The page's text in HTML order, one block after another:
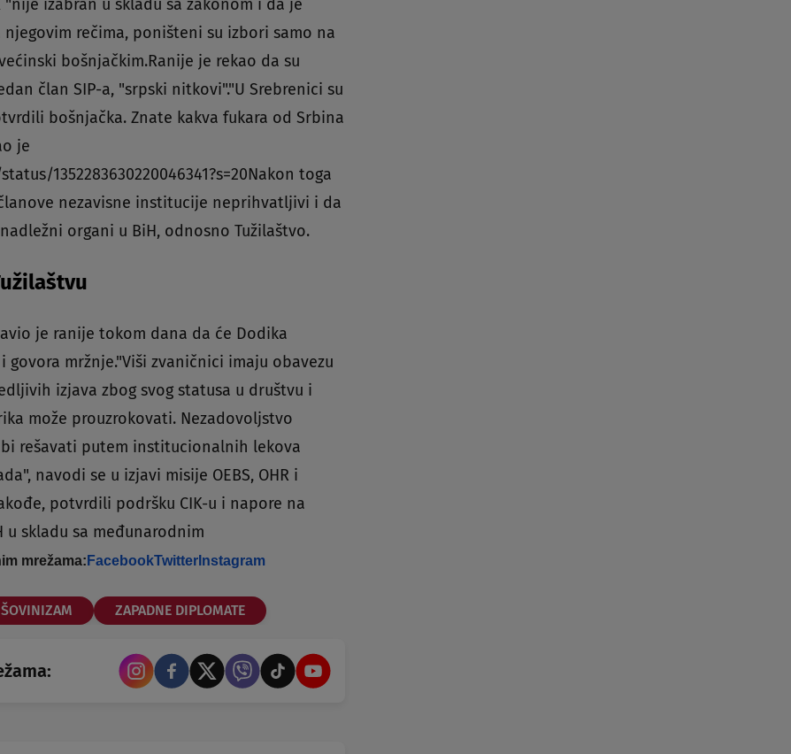
izabran u skladu sa zakonom i da je
rečima, poništeni su izbori samo na
bošnjačkim.Ranije je rekao da su
član SIP-a, "srpski nitkovi"."U Srebrenici su
bošnjačka. Znate kakva fukara od Srbina
je
1352283630220046341?s=20Nakon toga
nezavisne institucije neprihvatljivi i da
organi u BiH, odnosno Tužilaštvo.
je ranije tokom dana da će Dodika
mržnje."Viši zvaničnici imaju obavezu
izjava zbog svog statusa u društvu i
može prouzrokovati. Nezadovoljstvo
rešavati putem institucionalnih lekova
navodi se u izjavi misije OEBS, OHR i
potvrdili podršku CIK-u i napore na
skladu sa međunarodnim
mrežama: FacebookTwitter Instagram
ŠOVINIZAM ZAPADNE DIPLOMATE